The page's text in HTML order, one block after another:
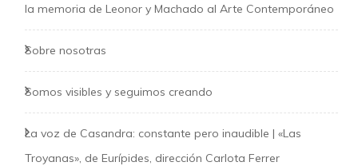
la memoria de Leonor y Machado al Arte Contemporáneo
Sobre nosotras
Somos visibles y seguimos creando
La voz de Casandra: constante pero inaudible | «Las
Troyanas», de Eurípides, dirección Carlota Ferrer